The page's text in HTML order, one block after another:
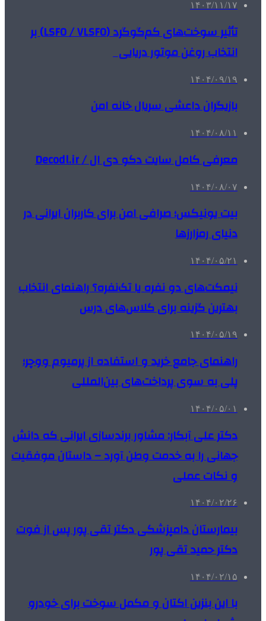
۱۴۰۳/۱۱/۱۷
تأثیر سوخت‌های کم‌گوگرد (LSFO / VLSFO) بر
انتخاب روغن موتور دریایی
۱۴۰۴/۰۹/۱۹
بازیگران داعشی سریال خانه امن
۱۴۰۴/۰۸/۱۱
معرفی کامل سایت دکو دی ال / Decodl.ir
۱۴۰۴/۰۸/۰۷
بیت یونیکس؛ صرافی امن برای کاربران ایرانی در
دنیای رمزارزها
۱۴۰۴/۰۵/۲۱
نیمکت‌های دو نفره یا تک‌نفره؟ راهنمای انتخاب
بهترین گزینه برای کلاس‌های درس
۱۴۰۴/۰۵/۱۹
راهنمای جامع خرید و استفاده از پرمیوم ووچر؛
پلی به سوی پرداخت‌های بین‌المللی
۱۴۰۴/۰۵/۰۱
دکتر علی آبکار: مشاور برندسازی ایرانی که دانش
جهانی را به خدمت وطن آورد – داستان موفقیت
و نکات عملی
۱۴۰۴/۰۲/۲۶
بیمارستان دامپزشکی دکتر تقی پور پس از فوت
دکتر حمید تقی پور
۱۴۰۴/۰۲/۱۵
با این بنزین اکتان و مکمل سوخت برای خودرو